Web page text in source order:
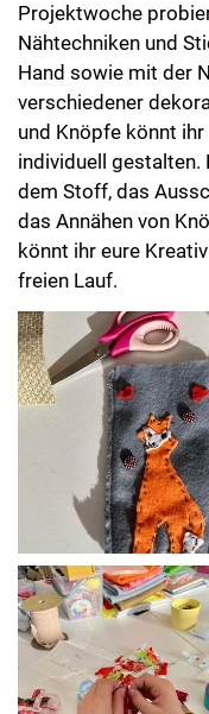
Projektwoche
Nähtechniken und
Hand sowie mit der
verschiedener
und Knöpfe könnt ihr
individuell
dem Stoff, das
das Annähen von
könnt ihr eure
freien Lauf.